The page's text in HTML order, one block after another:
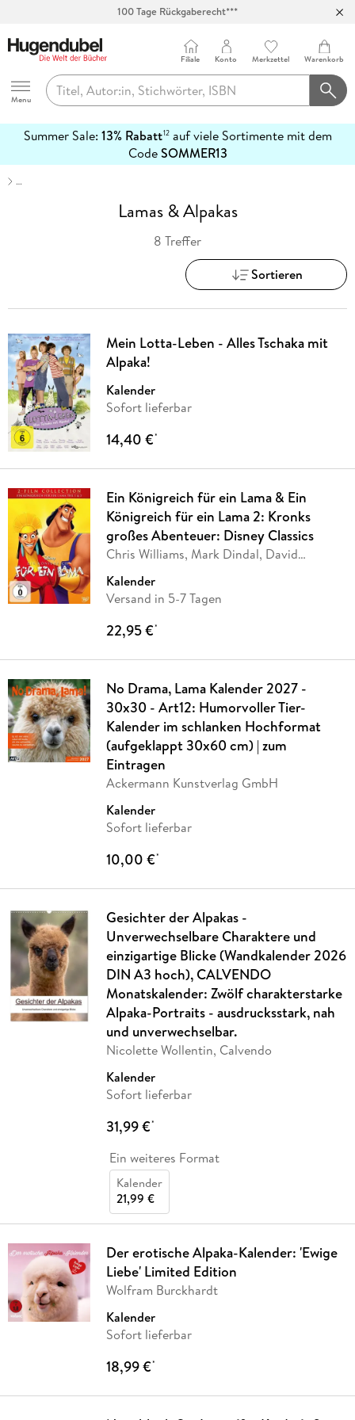
100 Tage Rückgaberecht***
Hugendubel
Menu
Filiale Konto Merkzettel Warenkorb
Summer Sale: 13% Rabatt12auf viele Sortimente mit dem
CodeSOMMER13
erfahren
…
Lamas & Alpakas
8 Treffer
Sortieren
Mein Lotta-Leben - Alles Tschaka mit
Alpaka!
Kalender
Sofort lieferbar
14,40 €*
Ein Königreich für ein Lama & Ein
Königreich für ein Lama 2: Kronks
großes Abenteuer: Disney Classics
Chris Williams, Mark Dindal, David
Kalender
Versand in 5-7 Tagen
22,95 €*
No Drama, Lama Kalender 2027 -
30x30 - Art12: Humorvoller Tier-
Kalender im schlanken Hochformat
(aufgeklappt 30x60 cm) | zum
Eintragen
Ackermann Kunstverlag GmbH
Kalender
Sofort lieferbar
10,00 €*
Gesichter der Alpakas -
Unverwechselbare Charaktere und
einzigartige Blicke (Wandkalender 2026
DIN A3 hoch), CALVENDO
Monatskalender: Zwölf charakterstarke
Alpaka-Portraits - ausdrucksstark, nah
und unverwechselbar.
Nicolette Wollentin, Calvendo
Kalender
Sofort lieferbar
31,99 €*
Ein weiteres Format
Kalender
21,99 €
Der erotische Alpaka-Kalender: 'Ewige
Liebe' Limited Edition
Wolfram Burckhardt
Kalender
Sofort lieferbar
18,99 €*